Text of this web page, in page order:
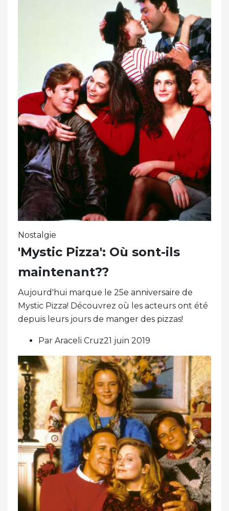
Nostalgie
'Mystic Pizza': Où sont-ils
maintenant??
Aujourd'hui marque le 25e anniversaire de
Mystic Pizza! Découvrez où les acteurs ont été
depuis leurs jours de manger des pizzas!
Par Araceli Cruz21 juin 2019